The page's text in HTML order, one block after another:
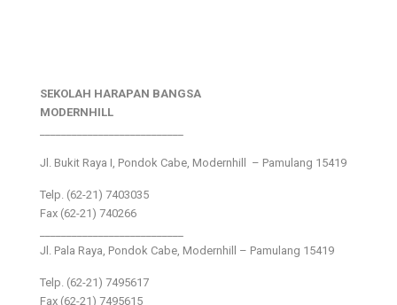
SEKOLAH HARAPAN BANGSA
MODERNHILL
Jl. Bukit Raya I, Pondok Cabe, Modernhill – Pamulang 15419
Telp. (62-21) 7403035
Fax (62-21) 740266
Jl. Pala Raya, Pondok Cabe, Modernhill – Pamulang 15419
Telp. (62-21) 7495617
Fax (62-21) 7495615